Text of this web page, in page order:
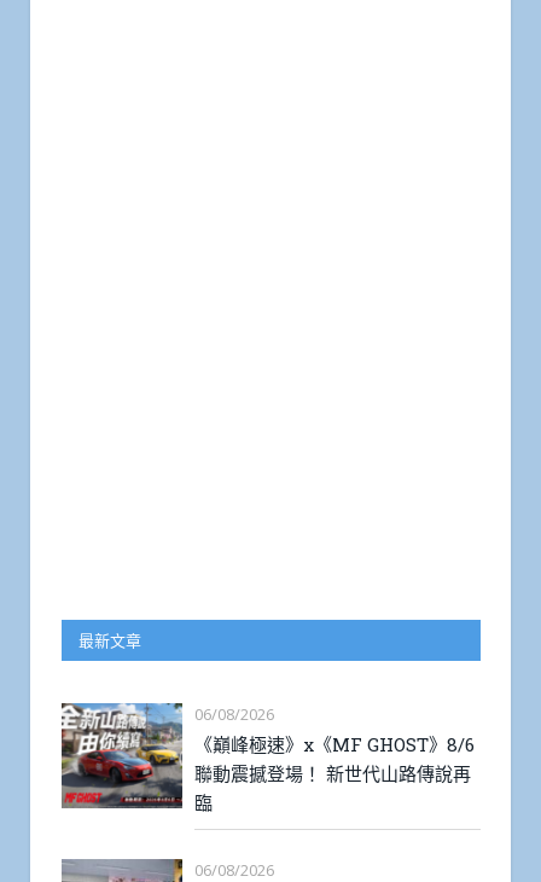
最新文章
06/08/2026
《巔峰極速》x《MF GHOST》8/6
聯動震撼登場！ 新世代山路傳說再
臨
06/08/2026